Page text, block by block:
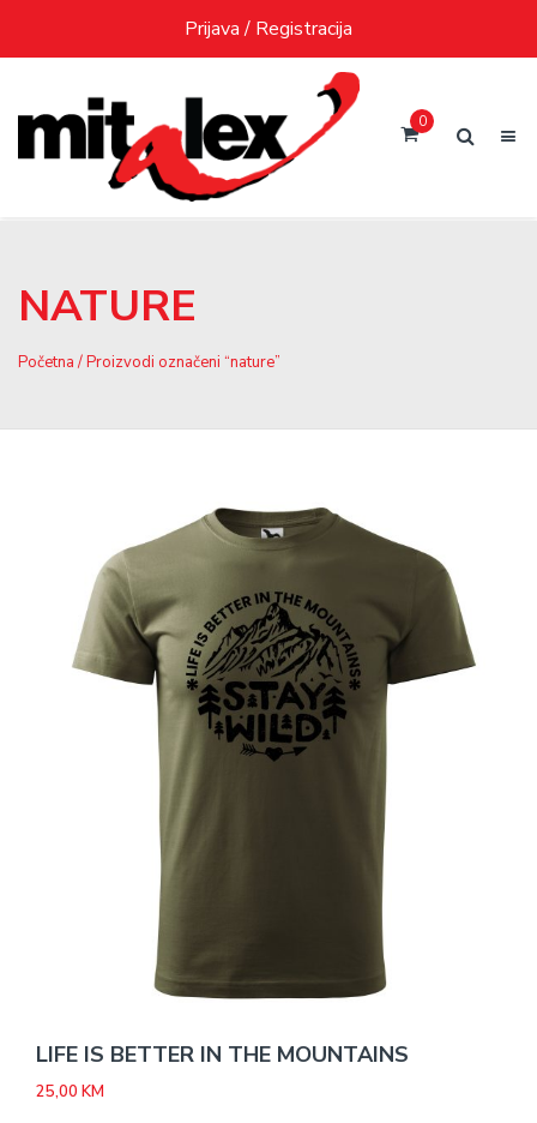
content
Prijava / Registracija
0
NATURE
Početna / Proizvodi označeni “nature”
LIFE IS BETTER IN THE MOUNTAINS
25,00 KM